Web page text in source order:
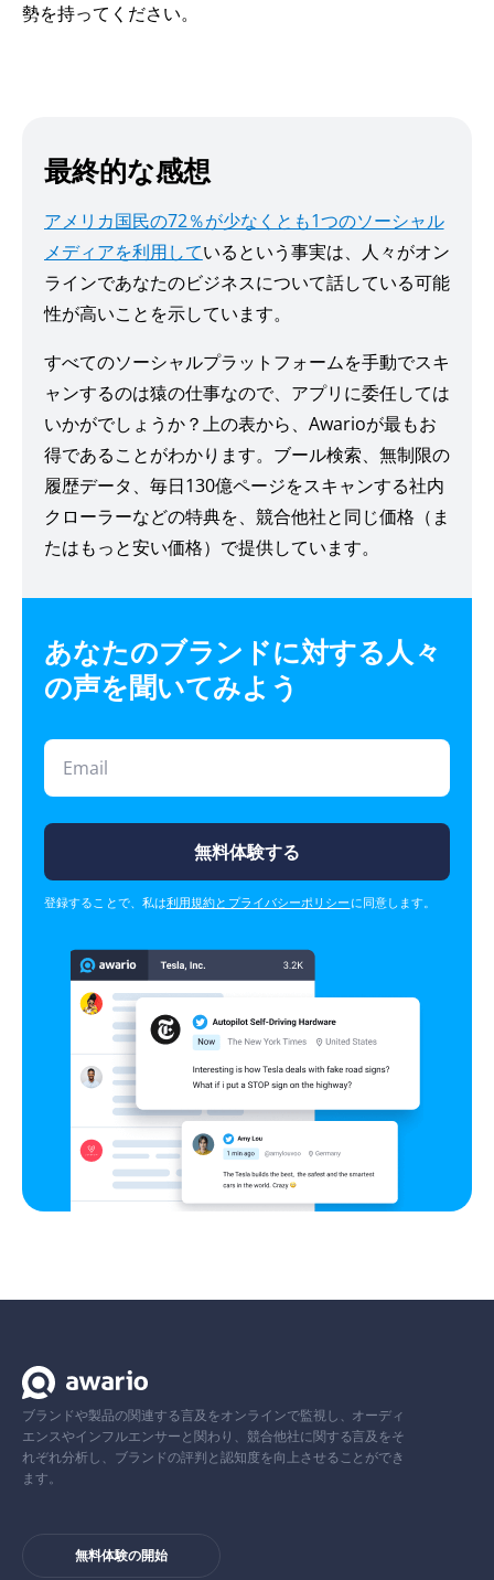
勢を持ってください。
最終的な感想
アメリカ国民の72％が少なくとも1つのソーシャル
メディアを利用しているという事実は、人々がオン
ラインであなたのビジネスについて話している可能
性が高いことを示しています。
すべてのソーシャルプラットフォームを手動でスキ
ャンするのは猿の仕事なので、アプリに委任しては
いかがでしょうか？上の表から、Awarioが最もお
得であることがわかります。ブール検索、無制限の
履歴データ、毎日130億ページをスキャンする社内
クローラーなどの特典を、競合他社と同じ価格（ま
たはもっと安い価格）で提供しています。
あなたのブランドに対する人々
の声を聞いてみよう
無料体験する
登録することで、私は利用規約とプライバシーポリシー に同意します。
ブランドや製品の関連する言及をオンラインで監視し、オーディ
エンスやインフルエンサーと関わり、競合他社に関する言及をそ
れぞれ分析し、ブランドの評判と認知度を向上させることができ
ます。
無料体験の開始